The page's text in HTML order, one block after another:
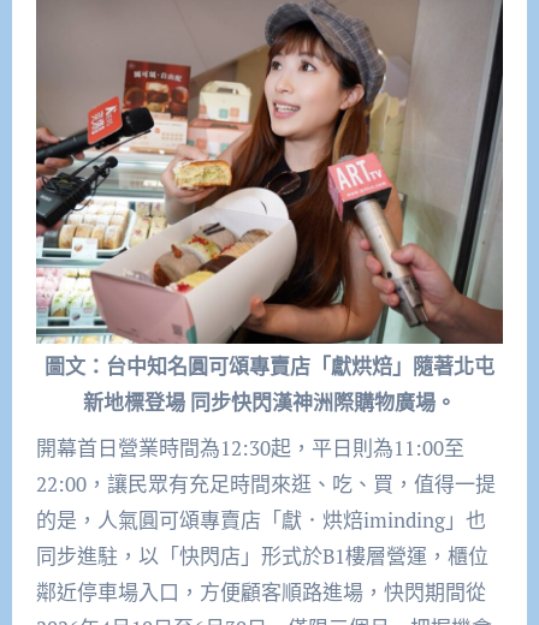
圖文：台中知名圓可頌專賣店「獻烘焙」隨著北屯
新地標登場 同步快閃漢神洲際購物廣場。
開幕首日營業時間為12:30起，平日則為11:00至
22:00，讓民眾有充足時間來逛、吃、買，值得一提
的是，人氣圓可頌專賣店「獻．烘焙iminding」也
同步進駐，以「快閃店」形式於B1樓層營運，櫃位
鄰近停車場入口，方便顧客順路進場，快閃期間從